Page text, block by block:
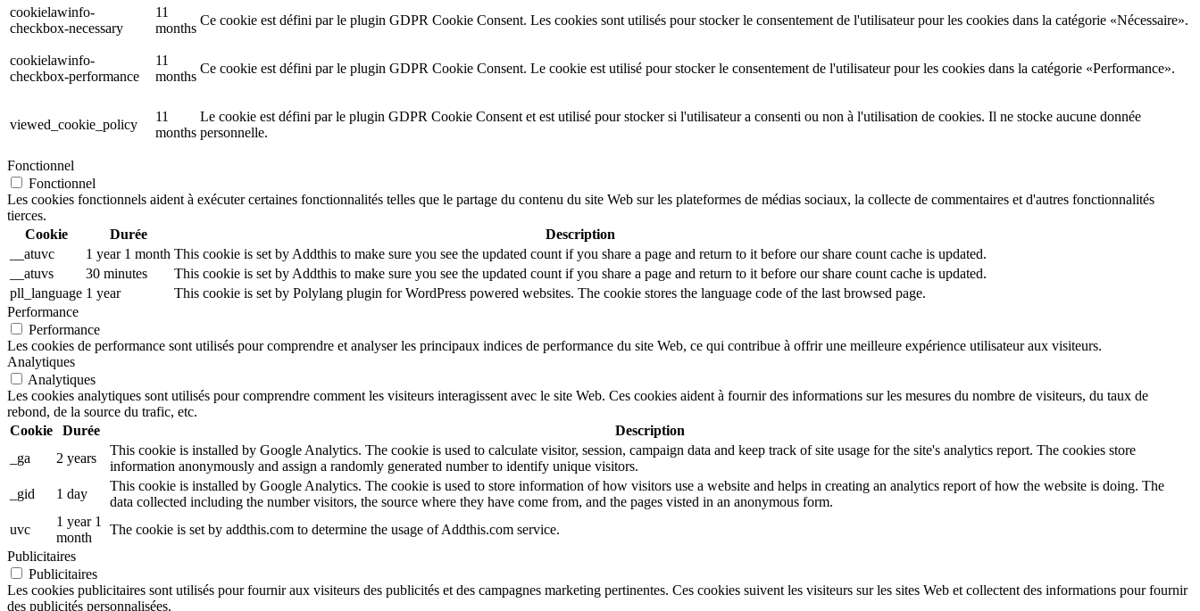
cookielawinfo-
checkbox-necessary
11
months
Ce cookie est défini par le plugin GDPR Cookie Consent. Les cookies sont utilisés pour stocker le consentement de l'utilisateur pour les cookies dans la catégorie «Nécessaire».
cookielawinfo-
checkbox-performance
11
months
Ce cookie est défini par le plugin GDPR Cookie Consent. Le cookie est utilisé pour stocker le consentement de l'utilisateur pour les cookies dans la catégorie «Performance».
viewed_cookie_policy
11
months
Le cookie est défini par le plugin GDPR Cookie Consent et est utilisé pour stocker si l'utilisateur a consenti ou non à l'utilisation de cookies. Il ne stocke aucune donnée
personnelle.
Fonctionnel
Fonctionnel
Les cookies fonctionnels aident à exécuter certaines fonctionnalités telles que le partage du contenu du site Web sur les plateformes de médias sociaux, la collecte de commentaires et d'autres fonctionnalités
tierces.
Cookie
Durée
Description
__atuvc
1 year 1 month This cookie is set by Addthis to make sure you see the updated count if you share a page and return to it before our share count cache is updated.
__atuvs
30 minutes
This cookie is set by Addthis to make sure you see the updated count if you share a page and return to it before our share count cache is updated.
pll_language 1 year
This cookie is set by Polylang plugin for WordPress powered websites. The cookie stores the language code of the last browsed page.
Performance
Performance
Les cookies de performance sont utilisés pour comprendre et analyser les principaux indices de performance du site Web, ce qui contribue à offrir une meilleure expérience utilisateur aux visiteurs.
Analytiques
Analytiques
Les cookies analytiques sont utilisés pour comprendre comment les visiteurs interagissent avec le site Web. Ces cookies aident à fournir des informations sur les mesures du nombre de visiteurs, du taux de
rebond, de la source du trafic, etc.
Cookie
Durée
Description
_ga
2 years
This cookie is installed by Google Analytics. The cookie is used to calculate visitor, session, campaign data and keep track of site usage for the site's analytics report. The cookies store
information anonymously and assign a randomly generated number to identify unique visitors.
_gid
1 day
This cookie is installed by Google Analytics. The cookie is used to store information of how visitors use a website and helps in creating an analytics report of how the website is doing. The
data collected including the number visitors, the source where they have come from, and the pages visted in an anonymous form.
uvc
1 year 1
month
The cookie is set by addthis.com to determine the usage of Addthis.com service.
Publicitaires
Publicitaires
Les cookies publicitaires sont utilisés pour fournir aux visiteurs des publicités et des campagnes marketing pertinentes. Ces cookies suivent les visiteurs sur les sites Web et collectent des informations pour fournir
des publicités personnalisées.